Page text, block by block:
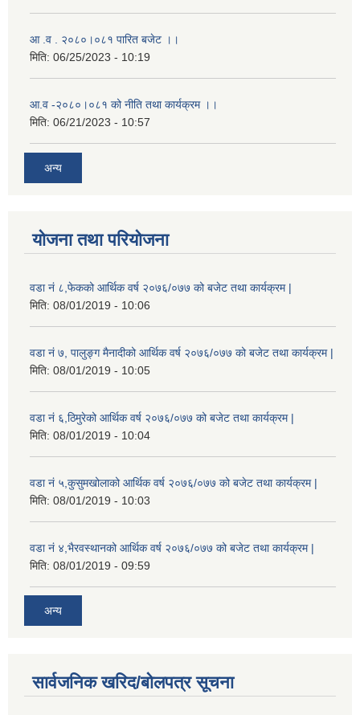
आ .व . २०८०।०८१ पारित बजेट ।।
मिति: 06/25/2023 - 10:19
आ.व -२०८०।०८१ को नीति तथा कार्यक्रम ।।
मिति: 06/21/2023 - 10:57
अन्य
योजना तथा परियोजना
वडा नं ८,फेकको आर्थिक वर्ष २०७६/०७७ को बजेट तथा कार्यक्रम |
मिति: 08/01/2019 - 10:06
वडा नं ७, पालुङ्ग मैनादीको आर्थिक वर्ष २०७६/०७७ को बजेट तथा कार्यक्रम |
मिति: 08/01/2019 - 10:05
वडा नं ६,ठिमुरेको आर्थिक वर्ष २०७६/०७७ को बजेट तथा कार्यक्रम |
मिति: 08/01/2019 - 10:04
वडा नं ५,कुसुमखोलाको आर्थिक वर्ष २०७६/०७७ को बजेट तथा कार्यक्रम |
मिति: 08/01/2019 - 10:03
वडा नं ४,भैरवस्थानको आर्थिक वर्ष २०७६/०७७ को बजेट तथा कार्यक्रम |
मिति: 08/01/2019 - 09:59
अन्य
सार्वजनिक खरिद/बोलपत्र सूचना